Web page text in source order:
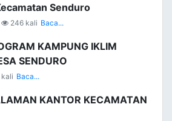
Senduro
246 kali Baca...
KAMPUNG IKLIM
SENDURO
Baca...
KANTOR KECAMATAN